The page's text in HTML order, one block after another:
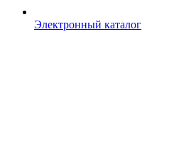
Электронный каталог